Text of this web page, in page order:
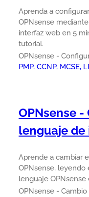
Aprenda a
OPNsense
interfaz web en 5
tutorial.
OPNsense -
PMP, CCNP, MCSE,
OPNsense
lenguaje
Aprende a cambiar
OPNsense, leyendo
lenguaje OPNsense
OPNsense -